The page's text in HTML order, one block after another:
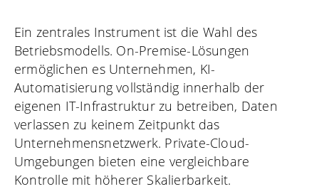
Ein zentrales Instrument ist die Wahl des
Betriebsmodells. On-Premise-Lösungen
ermöglichen es Unternehmen, KI-
Automatisierung vollständig innerhalb der
eigenen IT-Infrastruktur zu betreiben, Daten
verlassen zu keinem Zeitpunkt das
Unternehmensnetzwerk. Private-Cloud-
Umgebungen bieten eine vergleichbare
Kontrolle mit höherer Skalierbarkeit.